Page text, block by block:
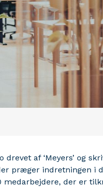
af ‘Meyers’ og
præger indretningen i
der er